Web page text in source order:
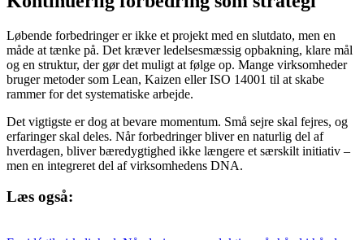
Løbende forbedringer er ikke et projekt med en slutdato, men en
måde at tænke på. Det kræver ledelsesmæssig opbakning, klare mål
og en struktur, der gør det muligt at følge op. Mange virksomheder
bruger metoder som Lean, Kaizen eller ISO 14001 til at skabe
rammer for det systematiske arbejde.
Det vigtigste er dog at bevare momentum. Små sejre skal fejres, og
erfaringer skal deles. Når forbedringer bliver en naturlig del af
hverdagen, bliver bæredygtighed ikke længere et særskilt initiativ –
men en integreret del af virksomhedens DNA.
Læs også: